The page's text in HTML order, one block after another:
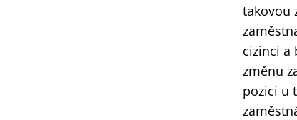
takovou
cizinci a
změnu
pozici u